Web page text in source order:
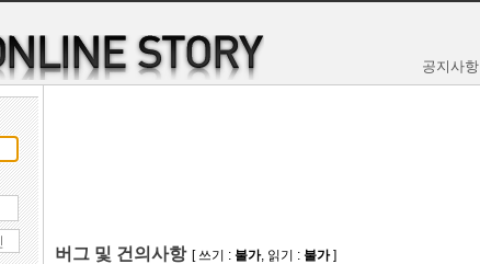
공지사항
버그 및 건의사항 [ 쓰기 : 불가, 읽기 : 불가]